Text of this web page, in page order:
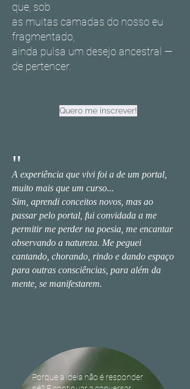
que, sob
as muitas camadas do nosso eu
fragmentado,
ainda pulsa um desejo ancestral —
de pertencer.
Quero me inscrever!
"
A experiência que vivi foi a de um portal,
muito mais que um curso...
Sim, aprendi conceitos novos, mas ao
passar pelo portal, fui convidada a me
permitir me perder na poesia, me encantar
observando a natureza. Me peguei
cantando, chorando, rindo e dando espaço
para outras consciências, para além da
mente, se manifestarem.
Porque a ideia não é responder